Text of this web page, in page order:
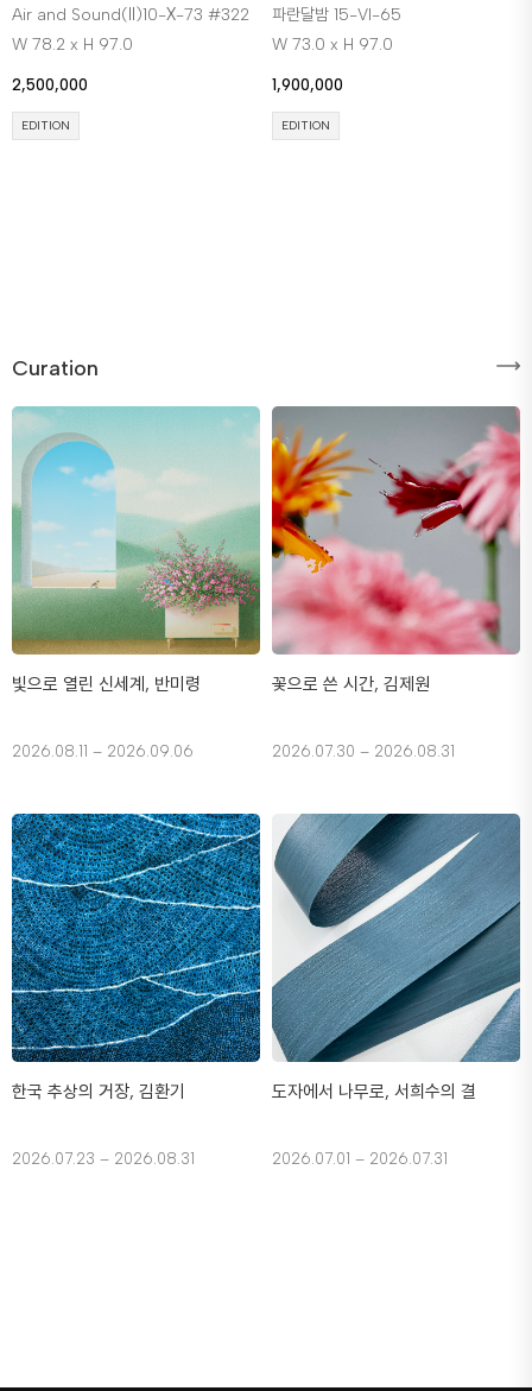
Air and Sound(Ⅱ)10-Ⅹ-73 #322
W 78.2 x H 97.0
2,500,000
EDITION
파란달밤 15-VI-65
W 73.0 x H 97.0
1,900,000
EDITION
Curation
빛으로 열린 신세계, 반미령
2026.08.11 – 2026.09.06
꽃으로 쓴 시간, 김제원
2026.07.30 – 2026.08.31
한국 추상의 거장, 김환기
2026.07.23 – 2026.08.31
도자에서 나무로, 서희수의 결
2026.07.01 – 2026.07.31